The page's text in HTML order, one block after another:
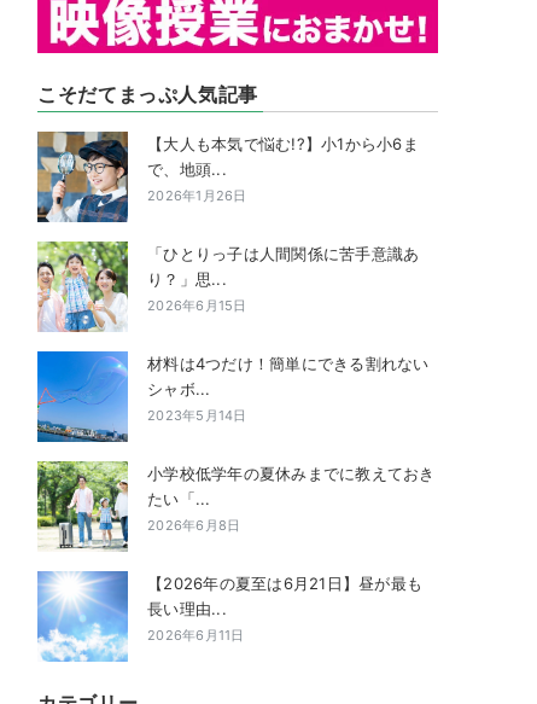
こそだてまっぷ人気記事
【大人も本気で悩む!?】小1から小6ま
で、地頭...
2026年1月26日
「ひとりっ子は人間関係に苦手意識あ
り？」思...
2026年6月15日
材料は4つだけ！簡単にできる割れない
シャボ...
2023年5月14日
小学校低学年の夏休みまでに教えておき
たい「...
2026年6月8日
【2026年の夏至は6月21日】昼が最も
長い理由...
2026年6月11日